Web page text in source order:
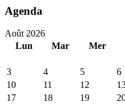
Agenda
Août 2026
Lun
Mar Mer
3
4 5 6
10
11 12
17
18 19